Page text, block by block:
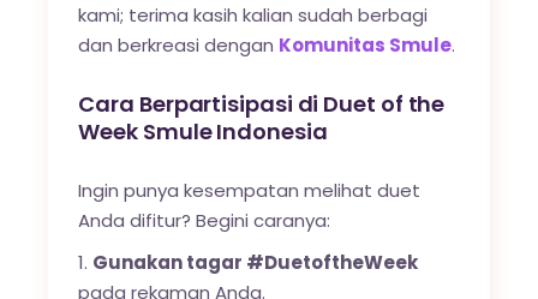
kami; terima kasih kalian sudah berbagi
dan berkreasi dengan Komunitas Smule.
Cara Berpartisipasi di Duet of the
Week Smule Indonesia
Ingin punya kesempatan melihat duet
Anda difitur? Begini caranya:
Gunakan tagar #DuetoftheWeek
pada rekaman Anda.